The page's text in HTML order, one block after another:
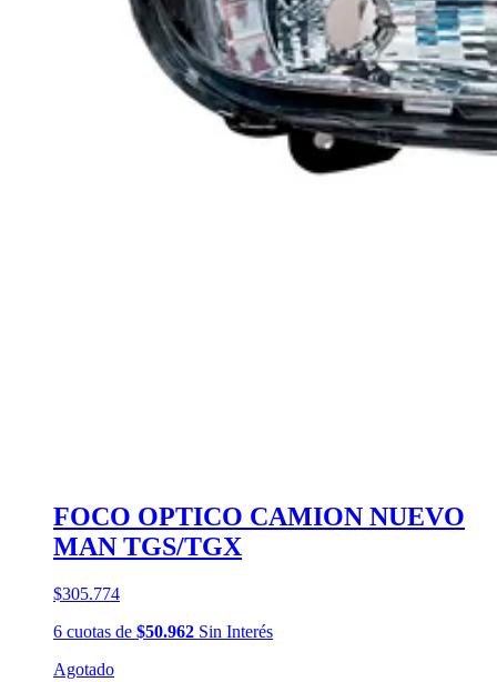
FOCO OPTICO CAMION NUEVO
MAN TGS/TGX
$305.774
6 cuotas de $50.962 Sin Interés
Agotado